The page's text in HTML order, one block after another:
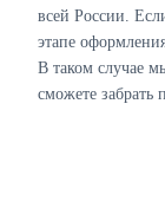
всей России.
этапе
В таком случае
сможете